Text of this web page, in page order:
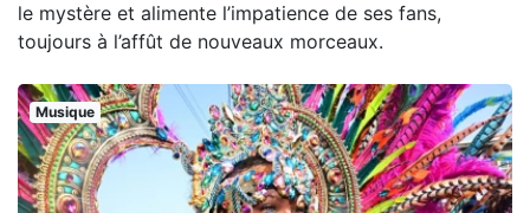
le mystère et alimente l’impatience de ses fans,
toujours à l’affût de nouveaux morceaux.
Musique